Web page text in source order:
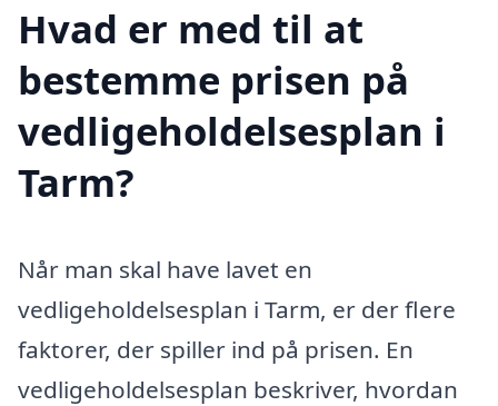
Hvad er med til at
bestemme prisen på
vedligeholdelsesplan i
Tarm?
Når man skal have lavet en
vedligeholdelsesplan i Tarm, er der flere
faktorer, der spiller ind på prisen. En
vedligeholdelsesplan beskriver, hvordan